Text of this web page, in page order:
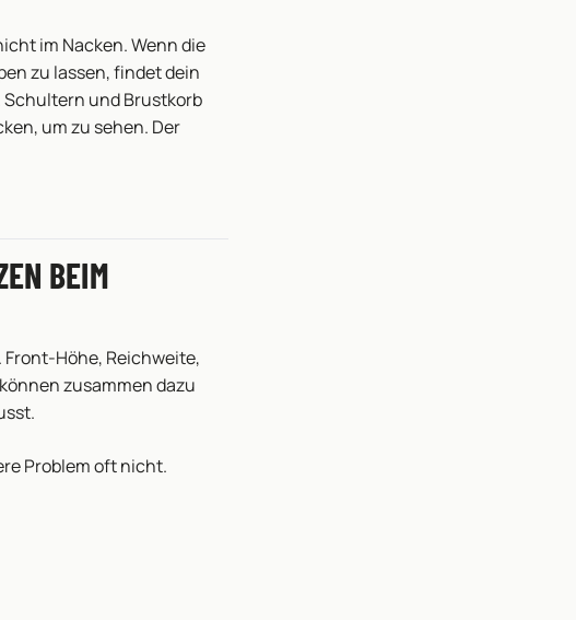
im Nacken. Wenn die
zu lassen, findet dein
Schultern und Brustkorb
um zu sehen. Der
BEIM
Höhe, Reichweite,
zusammen dazu
Problem oft nicht.